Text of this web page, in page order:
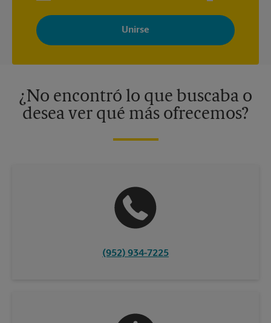
Al registrarse, acepta recibir correos electrónicos de The UPS
Store con noticias, ofertas especiales, promociones y mensajes
adaptados a sus intereses. Puede darse de baja en cualquier
momento. Para más información, consulte nuestra política de
¿No encontró lo que buscaba o
desea ver qué más ofrecemos?
(952) 934-7225